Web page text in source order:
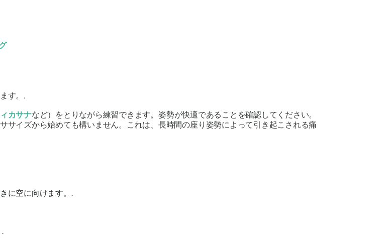
す。.
カサナなど）をとりながら練習できます。姿勢が快適であることを確認してください。
サイズから始めても構いません。これは、長時間の座り姿勢によって引き起こされる痛
に空に向けます。.